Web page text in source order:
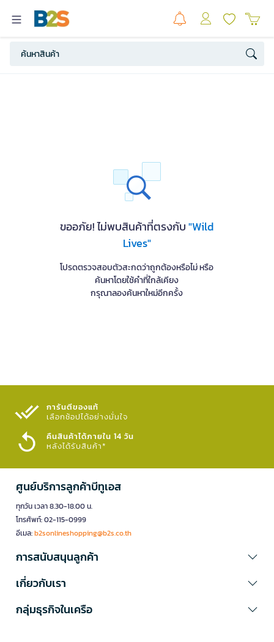
ขออภัย! ไม่พบสินค้าที่ตรงกับ"Wild
Lives"
โปรดตรวจสอบตัวสะกดว่าถูกต้องหรือไม่ หรือ
ค้นหาโดยใช้คำที่ใกล้เคียง
กรุณาลองค้นหาใหม่อีกครั้ง
การันตีของแท้
เลือกช้อปได้อย่างมั่นใจ​
คืนสินค้าได้ภายใน 14 วัน
หลังได้รับสินค้า*
ศูนย์บริการลูกค้าบีทูเอส
ทุกวัน เวลา 8.30-18.00 น.
โทรศัพท์: 02-115-0999
อีเมล:b2sonlineshopping@b2s.co.th
การสนับสนุนลูกค้า
เกี่ยวกับเรา
กลุ่มธุรกิจในเครือ